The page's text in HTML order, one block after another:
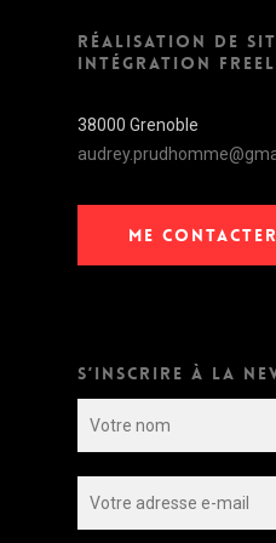
RÉALISATION DE
INTÉGRATION
38000 Grenoble
ME CONTACTER
S’INSCRIRE À LA